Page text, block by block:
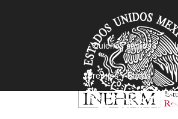
¿Quiénes somos?
Premios y Becas